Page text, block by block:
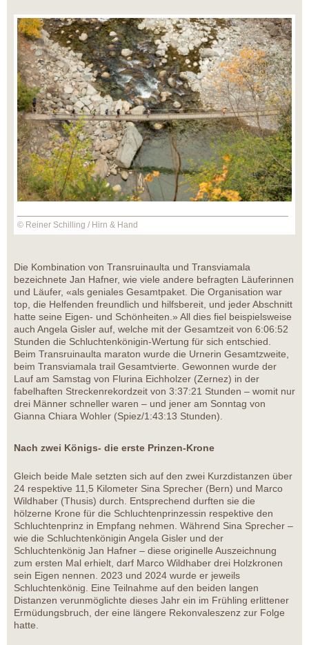
© Reiner Schilling / Hirn & Hand
Die Kombination von Transruinaulta und Transviamala
bezeichnete Jan Hafner, wie viele andere befragten Läuferinnen
und Läufer, «als geniales Gesamtpaket. Die Organisation war
top, die Helfenden freundlich und hilfsbereit, und jeder Abschnitt
hatte seine Eigen- und Schönheiten.» All dies fiel beispielsweise
auch Angela Gisler auf, welche mit der Gesamtzeit von 6:06:52
Stunden die Schluchtenkönigin-Wertung für sich entschied.
Beim Transruinaulta maraton wurde die Urnerin Gesamtzweite,
beim Transviamala trail Gesamtvierte. Gewonnen wurde der
Lauf am Samstag von Flurina Eichholzer (Zernez) in der
fabelhaften Streckenrekordzeit von 3:37:21 Stunden – womit nur
drei Männer schneller waren – und jener am Sonntag von
Gianna Chiara Wohler (Spiez/1:43:13 Stunden).
Nach zwei Königs- die erste Prinzen-Krone
Gleich beide Male setzten sich auf den zwei Kurzdistanzen über
24 respektive 11,5 Kilometer Sina Sprecher (Bern) und Marco
Wildhaber (Thusis) durch. Entsprechend durften sie die
hölzerne Krone für die Schluchtenprinzessin respektive den
Schluchtenprinz in Empfang nehmen. Während Sina Sprecher –
wie die Schluchtenkönigin Angela Gisler und der
Schluchtenkönig Jan Hafner – diese originelle Auszeichnung
zum ersten Mal erhielt, darf Marco Wildhaber drei Holzkronen
sein Eigen nennen. 2023 und 2024 wurde er jeweils
Schluchtenkönig. Eine Teilnahme auf den beiden langen
Distanzen verunmöglichte dieses Jahr ein im Frühling erlittener
Ermüdungsbruch, der eine längere Rekonvaleszenz zur Folge
hatte.